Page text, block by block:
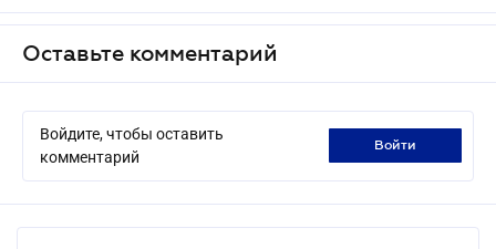
Оставьте комментарий
Войдите, чтобы оставить
комментарий
войти